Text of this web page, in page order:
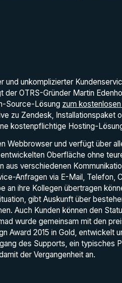
und unkomplizierter
der OTRS-Gründer Martin
Source-Lösung zum
zu Zendesk, Installationspaket
kostenpflichtige Hosting-
Webbrowser und verfügt über
Oberfläche ohne
aus verschiedenen
Anfragen via E-Mail, Telefon,
an ihre Kollegen übertragen
gibt Auskunft über
Auch Kunden können den
wurde gemeinsam mit den
Award 2015 in Gold, entwickelt
des Supports, ein typisches
der Vergangenheit an.